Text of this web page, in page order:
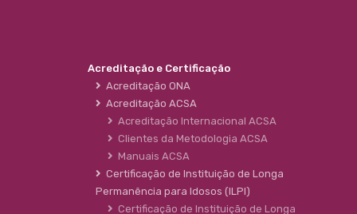
Acreditação e Certificação
Acreditação ONA
Acreditação ACSA
Acreditação Internacional ACSA
Clientes da Metodologia ACSA
Manuais ACSA
Certificação de Instituição de Longa
Permanência para Idosos (ILPI)
Certificação de Instituição de Longa